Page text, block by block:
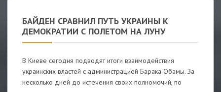
БАЙДЕН СРАВНИЛ ПУТЬ УКРАИНЫ К
ДЕМОКРАТИИ С ПОЛЕТОМ НА ЛУНУ
В Киеве сегодня подводят итоги взаимодействия
украинских властей с администрацией Барака Обамы. За
несколько дней до истечения своих полномочий, по